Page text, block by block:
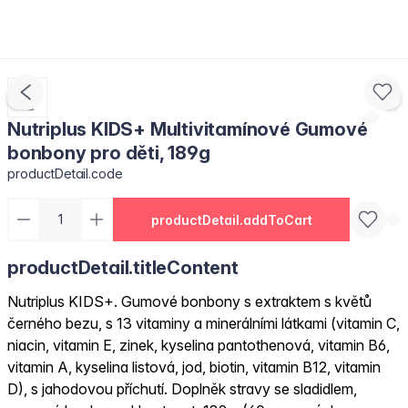
Nutriplus KIDS+ Multivitamínové Gumové
bonbony pro děti, 189g
productDetail.code
productDetail.addToCart
productDetail.titleContent
Nutriplus KIDS+. Gumové bonbony s extraktem s květů
černého bezu, s 13 vitaminy a minerálními látkami (vitamin C,
niacin, vitamin E, zinek, kyselina pantothenová, vitamin B6,
vitamin A, kyselina listová, jod, biotin, vitamin B12, vitamin
D), s jahodovou příchutí. Doplněk stravy se sladidlem,